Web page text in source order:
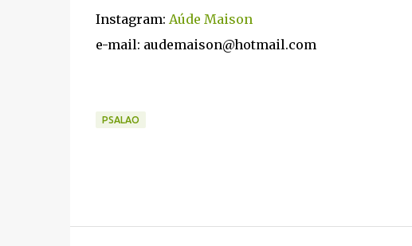
Instagram: Aúde Maison
e-mail: audemaison@hotmail.com
PSALAO